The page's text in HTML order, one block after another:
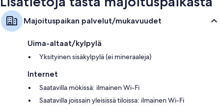
Majoituspaikan palvelut/mukavuudet
Uima-altaat/kylpylä
Yksityinen sisäkylpylä (ei mineraaleja)
Internet
Saatavilla mökissä: ilmainen Wi-Fi
Saatavilla joissain yleisissä tiloissa: ilmainen Wi-Fi